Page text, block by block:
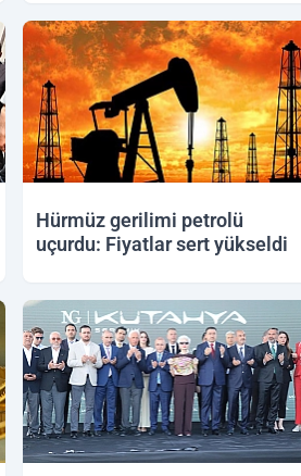
Hürmüz gerilimi petrolü
uçurdu: Fiyatlar sert yükseldi